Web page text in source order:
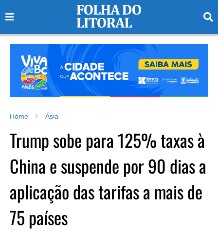
Home Ásia
Trump sobe para 125% taxas à
China e suspende por 90 dias a
aplicação das tarifas a mais de
75 países